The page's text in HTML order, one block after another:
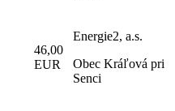
46,00
EUR
Energie2, a.s.
Obec Kráľová pri
Senci